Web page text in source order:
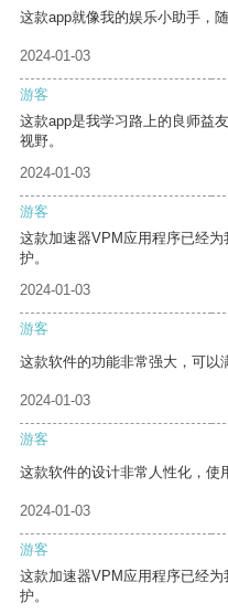
这款app就像我的娱乐小助手，
2024-01-03
游客
这款app是我学习路上的良师益
视野。
2024-01-03
游客
这款加速器VPM应用程序已经
护。
2024-01-03
游客
这款软件的功能非常强大，可以
2024-01-03
游客
这款软件的设计非常人性化，使
2024-01-03
游客
这款加速器VPM应用程序已经
护。